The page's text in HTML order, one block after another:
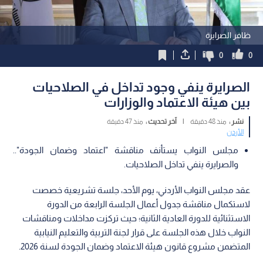
ظافر الصرايرة
0
0
الصرايرة ينفي وجود تداخل في الصلاحيات
بين هيئة الاعتماد والوزارات
نشر : منذ 48 دقيقة | آخر تحديث : منذ 47 دقيقة
الأردن
مجلس النواب يستأنف مناقشة "اعتماد وضمان الجودة"..
والصرايرة ينفي تداخل الصلاحيات.
عقد مجلس النواب الأردني، يوم الأحد، جلسة تشريعية خصصت
لاستكمال مناقشة جدول أعمال الجلسة الرابعة من الدورة
الاستثنائية للدورة العادية الثانية؛ حيث تركزت مداخلات ومناقشات
النواب خلال هذه الجلسة على قرار لجنة التربية والتعليم النيابية
المتضمن مشروع قانون هيئة الاعتماد وضمان الجودة لسنة 2026.